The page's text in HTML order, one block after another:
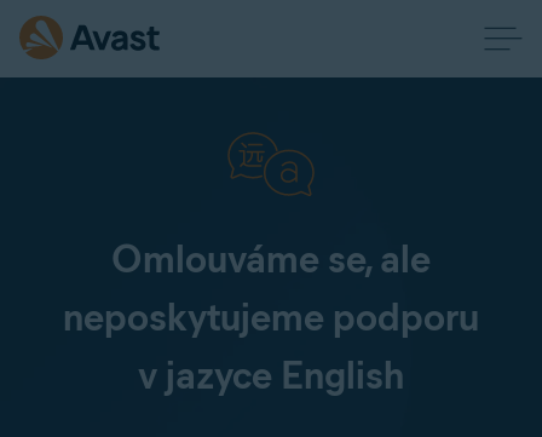
Omlouváme se, ale
neposkytujeme podporu
v jazyce English